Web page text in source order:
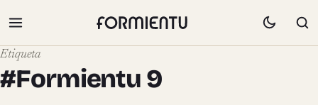
Etiqueta
#Formientu 9